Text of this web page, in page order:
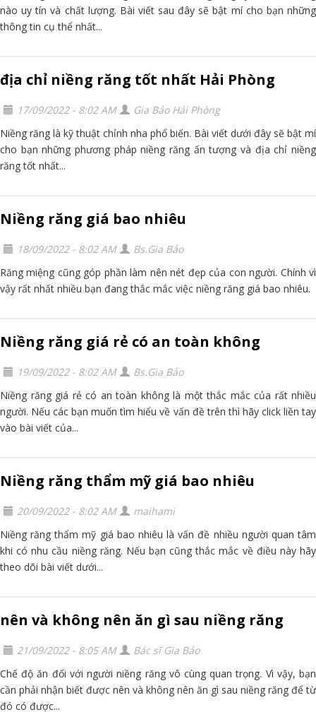
nào uy tín và chất lượng. Bài viết sau đây sẽ bật mí cho bạn những
thông tin cụ thể nhất...
địa chỉ niềng răng tốt nhất Hải Phòng
17/09/2022 - 8:02 AM
Gia Bảo Hải Phòng
Niềng răng là kỹ thuật chỉnh nha phổ biến. Bài viết dưới đây sẽ bật mí
cho bạn những phương pháp niềng răng ấn tượng và địa chỉ niềng
răng tốt nhất...
Niềng răng giá bao nhiêu
18/09/2022 - 8:02 AM
Bs.Gia Bảo
Răng miệng cũng góp phần làm nên nét đẹp của con người. Chính vì
vậy rất nhất nhiều bạn đang thắc mắc việc niềng răng giá bao nhiêu.
Niềng răng giá rẻ có an toàn không
19/09/2022 - 8:02 AM
Bs.Gia Bảo
Niềng răng giá rẻ có an toàn không là một thắc mắc của rất nhiều
người. Nếu các bạn muốn tìm hiểu về vấn đề trên thì hãy click liền tay
vào bài viết của...
Niềng răng thẩm mỹ giá bao nhiêu
20/09/2022 - 8:02 AM
maihami
Niềng răng thẩm mỹ giá bao nhiêu là vấn đề nhiều người quan tâm
khi có nhu cầu niềng răng. Nếu bạn cũng thắc mắc về điều này hãy
theo dõi bài viết dưới...
nên và không nên ăn gì sau niềng răng
21/09/2022 - 8:05 AM
Bác sĩ Gia Bảo
Chế độ ăn đối với người niềng răng vô cùng quan trọng. Vì vậy, bạn
cần phải nhận biết được nên và không nên ăn gì sau niềng răng để từ
đó có được...